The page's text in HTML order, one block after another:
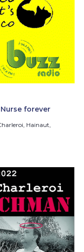
forever
Hainaut,